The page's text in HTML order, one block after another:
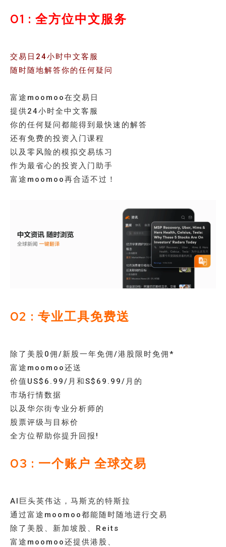
01 : 全方位中文服务
交易日24小时中文客服
随时随地解答你的任何疑问
富途moomoo在交易日
提供24小时全中文客服
你的任何疑问都能得到最快速的解答
还有免费的投资入门课程
以及零风险的模拟交易练习
作为最省心的投资入门助手
富途moomoo再合适不过！
02 : 专业工具免费送
除了美股0佣/新股一年免佣/港股限时免佣*
富途moomoo还送
价值US$6.99/月和S$69.99/月的
市场行情数据
以及华尔街专业分析师的
股票评级与目标价
全方位帮助你提升回报!
03 : 一个账户 全球交易
AI巨头英伟达，马斯克的特斯拉
通过富途moomoo都能随时随地进行交易
除了美股、新加坡股、Reits
富途moomoo还提供港股、